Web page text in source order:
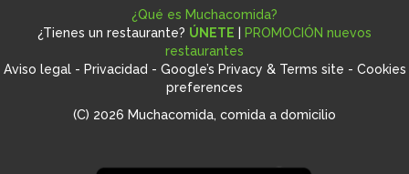
¿Qué es Muchacomida?
¿Tienes un restaurante? ÚNETE
PROMOCIÓN nuevos
restaurantes
Aviso legal - Privacidad - Google’s Privacy & Terms site - Cookies
preferences
(C) 2026 Muchacomida, comida a domicilio